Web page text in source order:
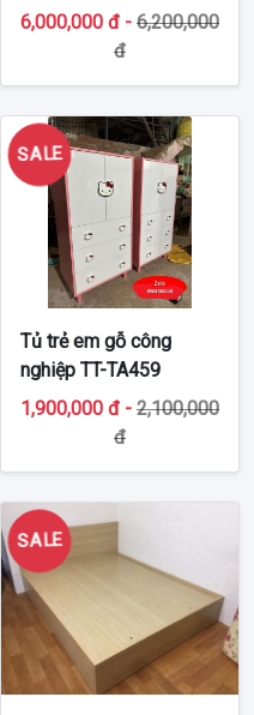
6,000,000 đ - 6,200,000
đ
SALE
Tủ trẻ em gỗ công
nghiệp TT-TA459
1,900,000 đ - 2,100,000
đ
SALE